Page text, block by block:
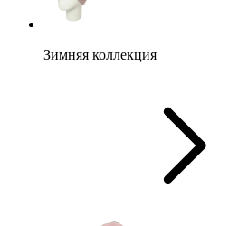
Зимняя коллекция